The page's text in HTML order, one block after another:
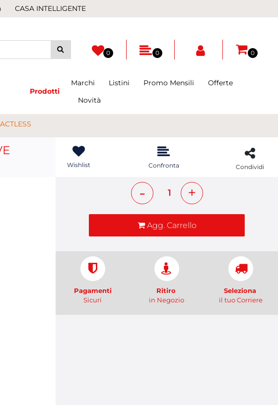
CASA INTELLIGENTE
0 0 0
Prodotti
Marchi Listini Promo Mensili
Offerte
Novità
Wishlist Confronta Condividi
Agg. Carrello
Pagamenti
Sicuri
Ritiro
in Negozio
Seleziona
il tuo Corriere